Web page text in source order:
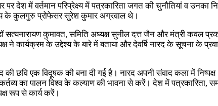
देश में वर्तमान परिप्रेक्ष्य में पत्रकारिता जगत की चुनौतियां व उनका
के कुलगुरु प्रोफेसर सुरेश कुमार अग्रवाल थे।
कुमावत, समिति अध्यक्ष सुनील दत्त जैन और मंत्री कवल
ने कार्यक्रम के उद्देश्य के बारे में बताया और देवर्षि नारद के सूचना के
की छवि एक विदूषक की बना दी गई है। नारद अपनी संवाद कला में
का पालन विश्व के कल्याण की भावना से करें। देश में पत्रकारिता,
रूप से कार्य करें।